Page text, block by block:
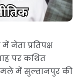
प्रतिपक्ष
पर कथित
में सुल्तानपुर की